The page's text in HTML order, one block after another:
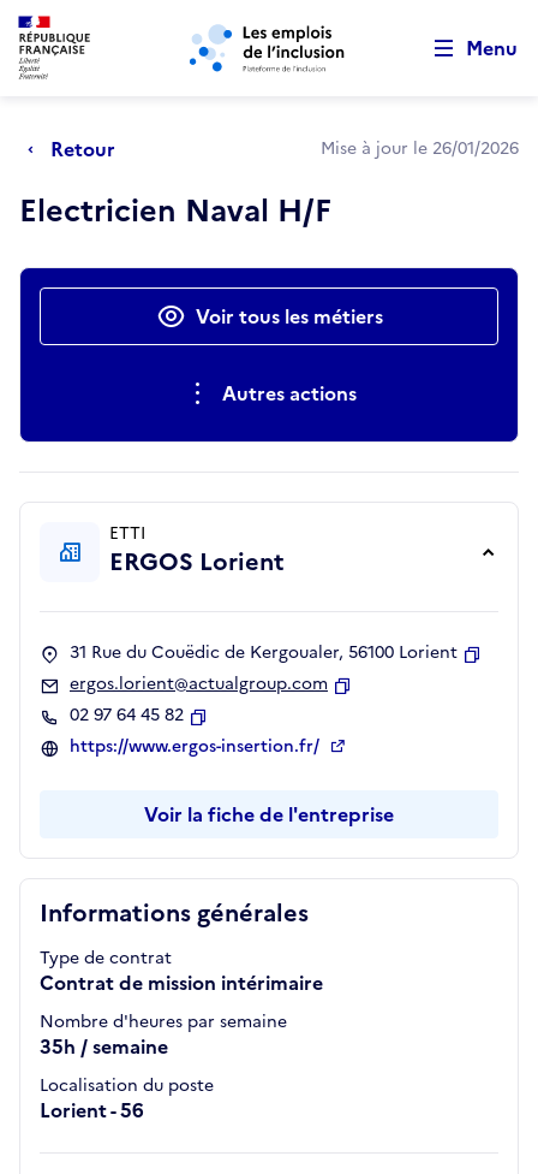
Aller au menu principal Aller au contenu principal
Menu
Retour Mise à jour le 26/01/2026
Electricien Naval H/F
Actions rapidesVoir tous les métiers
Autres actions
Informations générales
Type de contrat
Contrat de mission intérimaire
Nombre d'heures par semaine
35h / semaine
Localisation du poste
Lorient - 56
ETTI
ERGOS Lorient
31 Rue du Couëdic de Kergoualer, 56100 Lorient
ergos.lorient@actualgroup.com
02 97 64 45 82
Copier
https://www.ergos-insertion.fr/
Voir la fiche de l'entreprise
Retour au début de la page
Panneau de gestion des cookies